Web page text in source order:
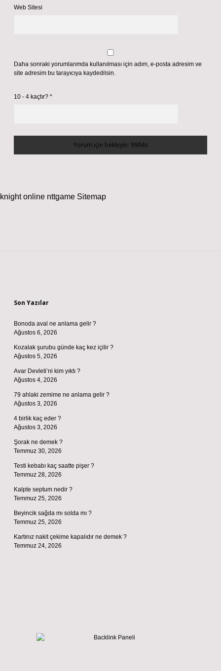
Web Sitesi
Daha sonraki yorumlarımda kullanılması için adım, e-posta adresim ve
site adresim bu tarayıcıya kaydedilsin.
10 - 4 kaçtır? *
knight online nttgame Sitemap
Son Yazılar
Bonoda aval ne anlama gelir ?
Ağustos 6, 2026
Kozalak şurubu günde kaç kez içilir ?
Ağustos 5, 2026
Avar Devleti’ni kim yıktı ?
Ağustos 4, 2026
79 ahlaki zemime ne anlama gelir ?
Ağustos 3, 2026
4 birlik kaç eder ?
Ağustos 3, 2026
Şorak ne demek ?
Temmuz 30, 2026
Testi kebabı kaç saatte pişer ?
Temmuz 28, 2026
Kalpte septum nedir ?
Temmuz 25, 2026
Beyincik sağda mı solda mı ?
Temmuz 25, 2026
Kartınız nakit çekime kapalıdır ne demek ?
Temmuz 24, 2026